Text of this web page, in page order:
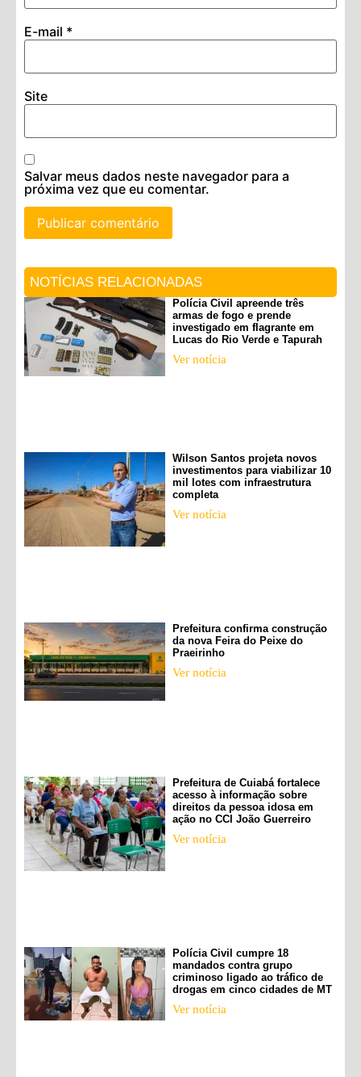
E-mail *
Site
Salvar meus dados neste navegador para a
próxima vez que eu comentar.
NOTÍCIAS RELACIONADAS
Polícia Civil apreende três
armas de fogo e prende
investigado em flagrante em
Lucas do Rio Verde e Tapurah
Ver notícia
Wilson Santos projeta novos
investimentos para viabilizar 10
mil lotes com infraestrutura
completa
Ver notícia
Prefeitura confirma construção
da nova Feira do Peixe do
Praeirinho
Ver notícia
Prefeitura de Cuiabá fortalece
acesso à informação sobre
direitos da pessoa idosa em
ação no CCI João Guerreiro
Ver notícia
Polícia Civil cumpre 18
mandados contra grupo
criminoso ligado ao tráfico de
drogas em cinco cidades de MT
Ver notícia